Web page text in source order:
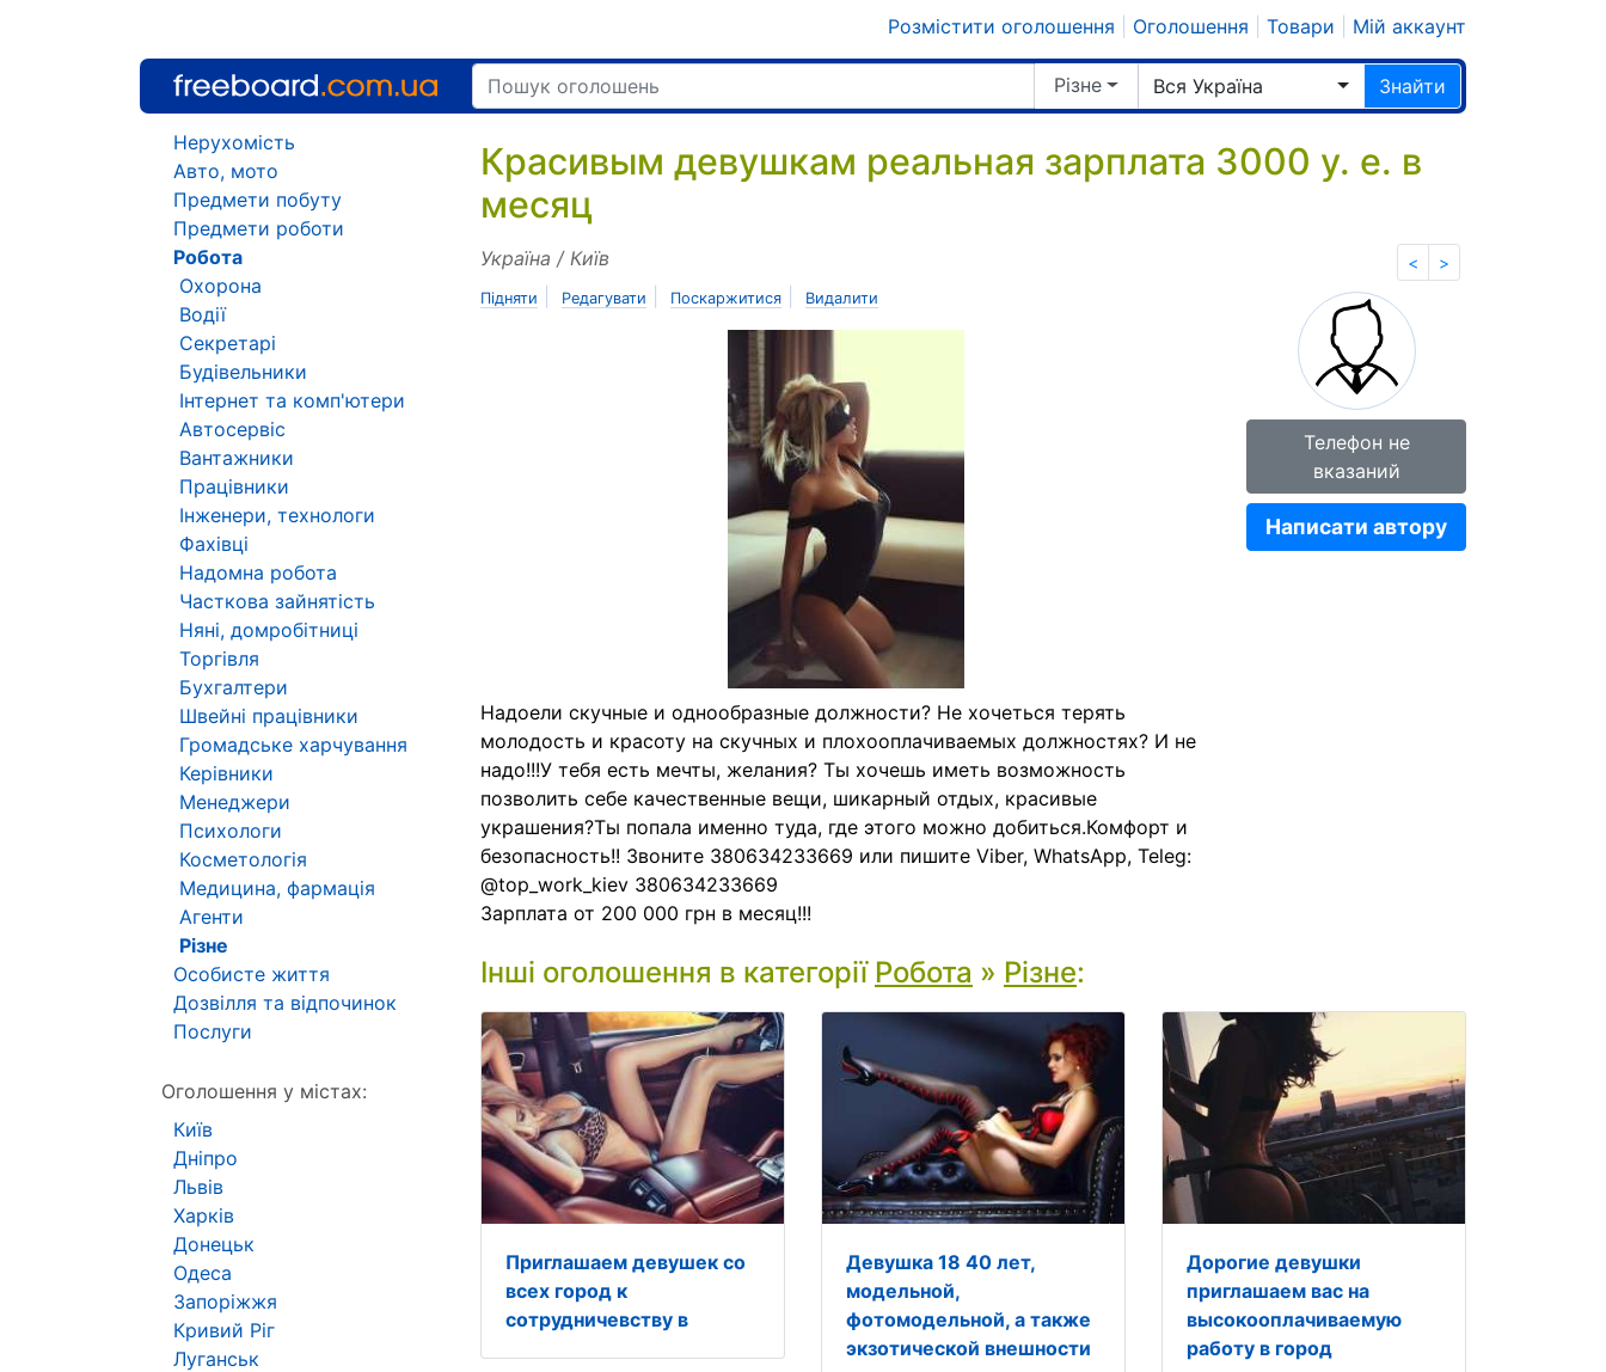
Розмістити оголошення Оголошення Товари Мій аккаунт
Різне Вся Україна Знайти
Красивым девушкам реальная зарплата 3000 у. е. в
месяц
< >
Україна / Київ
Підняти Редагувати Поскаржитися Видалити
Надоели скучные и однообразные должности? Не хочеться терять
молодость и красоту на скучных и плохооплачиваемых должностях? И не
надо!!!У тебя есть мечты, желания? Ты хочешь иметь возможность
позволить себе качественные вещи, шикарный отдых, красивые
украшения?Ты попала именно туда, где этого можно добиться.Комфорт и
безопасность!! Звоните 380634233669 или пишите Viber, WhatsApp, Teleg:
@top_work_kiev 380634233669
Зарплата от 200 000 грн в месяц!!!
Телефон не
вказаний
Написати автору
Інші оголошення в категорії Робота » Різне:
Приглашаем девушек со
всех город к
сотрудничевству в
Девушка 18 40 лет,
модельной,
фотомодельной, а также
экзотической внешности
Дорогие девушки
приглашаем вас на
высокооплачиваемую
работу в город
Нерухомість
Авто, мото
Предмети побуту
Предмети роботи
Робота
Охорона
Водії
Секретарі
Будівельники
Інтернет та комп'ютери
Автосервіс
Вантажники
Працівники
Інженери, технологи
Фахівці
Надомна робота
Часткова зайнятість
Няні, домробітниці
Торгівля
Бухгалтери
Швейні працівники
Громадське харчування
Керівники
Менеджери
Психологи
Косметологія
Медицина, фармація
Агенти
Різне
Особисте життя
Дозвілля та відпочинок
Послуги
Оголошення у містах:
Київ
Дніпро
Львів
Харків
Донецьк
Одеса
Запоріжжя
Кривий Ріг
Луганськ